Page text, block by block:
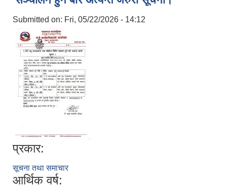
Submitted on: Fri, 05/22/2026 - 14:12
प्रकार:
सूचना तथा समाचार
आर्थिक वर्ष: